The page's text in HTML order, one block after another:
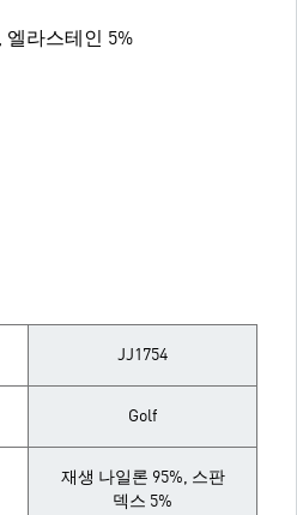
엘라스테인 5%
JJ1754
Golf
재생 나일론 95%, 스판
덱스 5%